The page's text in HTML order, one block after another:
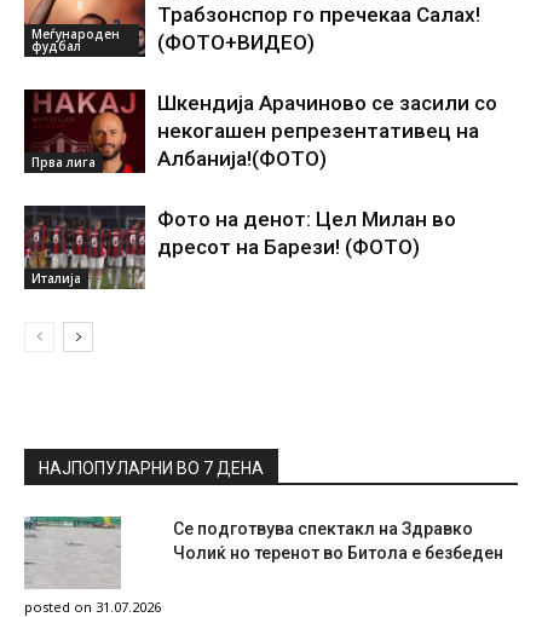
Меѓународен
фудбал
Трабзонспор го пречекаа Салах!
(ФОТО+ВИДЕО)
Прва лига
Шкендија Арачиново се засили со
некогашен репрезентативец на
Албанија!(ФОТО)
Италија
Фото на денот: Цел Милан во
дресот на Барези! (ФОТО)
НАЈПОПУЛАРНИ ВО 7 ДЕНА
Се подготвува спектакл на Здравко
Чолиќ но теренот во Битола е безбеден
posted on 31.07.2026